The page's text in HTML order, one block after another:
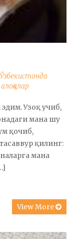
Ўзбекистонда
Узоқ учиб,
мана шу
қочиб,
қилинг:
мана
View More